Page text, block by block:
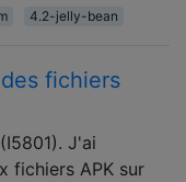
4.2-jelly-bean
fichiers
J'ai
fichiers APK sur